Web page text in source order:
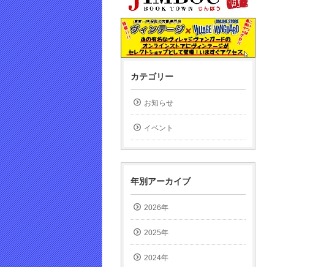
カテゴリー
お知らせ
イベント
年別アーカイブ
2026年
2025年
2024年